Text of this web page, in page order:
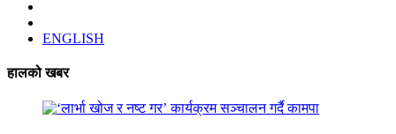
ENGLISH
हालको खबर